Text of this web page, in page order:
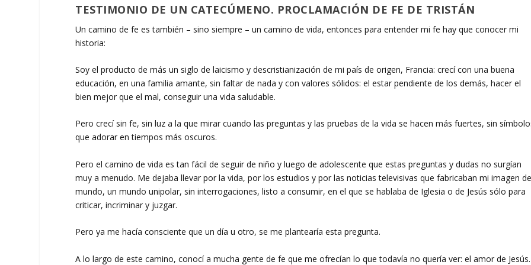
TESTIMONIO DE UN CATECÚMENO. PROCLAMACIÓN DE FE DE TRISTÁN
Un camino de fe es también – sino siempre – un camino de vida, entonces para entender mi fe hay que conocer mi
historia:
Soy el producto de más un siglo de laicismo y descristianización de mi país de origen, Francia: crecí con una buena
educación, en una familia amante, sin faltar de nada y con valores sólidos: el estar pendiente de los demás, hacer el
bien mejor que el mal, conseguir una vida saludable.
Pero crecí sin fe, sin luz a la que mirar cuando las preguntas y las pruebas de la vida se hacen más fuertes, sin
que adorar en tiempos más oscuros.
Pero el camino de vida es tan fácil de seguir de niño y luego de adolescente que estas preguntas y dudas no surgían
muy a menudo. Me dejaba llevar por la vida, por los estudios y por las noticias televisivas que fabricaban mi imagen
mundo, un mundo unipolar, sin interrogaciones, listo a consumir, en el que se hablaba de Iglesia o de Jesús sólo para
criticar, incriminar y juzgar.
Pero ya me hacía consciente que un día u otro, se me plantearía esta pregunta.
A lo largo de este camino, conocí a mucha gente de fe que me ofrecían lo que todavía no quería ver: el amor de Jesús.